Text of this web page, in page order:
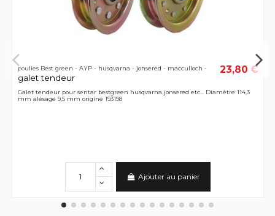
poulies Best green - AYP - husqvarna - jonsered - macculloch -
galet tendeur
23,80 €
Galet tendeur pour sentar bestgreen husqvarna jonsered etc... Diamètre 114,3
mm alésage 9,5 mm origine 193198
Ajouter au panier